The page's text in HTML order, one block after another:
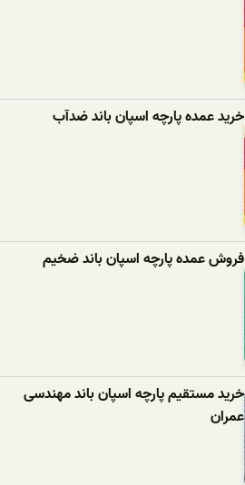
خرید عمده پارچه اسپان باند ضدآب
فروش عمده پارچه اسپان باند ضخیم
خرید مستقیم پارچه اسپان باند مهندسی
عمران